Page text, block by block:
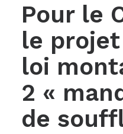
Pour le
le
loi
2 «
de